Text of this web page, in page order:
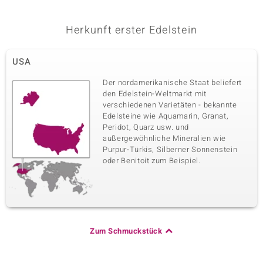
Herkunft erster Edelstein
USA
Der nordamerikanische Staat beliefert
den Edelstein-Weltmarkt mit
verschiedenen Varietäten - bekannte
Edelsteine wie Aquamarin, Granat,
Peridot, Quarz usw. und
außergewöhnliche Mineralien wie
Purpur-Türkis, Silberner Sonnenstein
oder Benitoit zum Beispiel.
Zum Schmuckstück